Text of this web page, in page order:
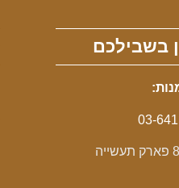
בשבילכם
03-
בניין 8 פארק תעשייה